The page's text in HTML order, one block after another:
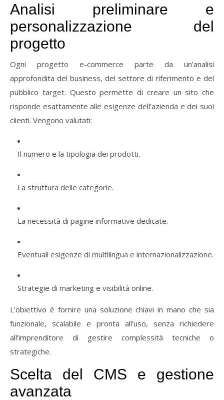
Analisi preliminare e
personalizzazione del
progetto
Ogni progetto e-commerce parte da un’analisi
approfondita del business, del settore di riferimento e del
pubblico target. Questopermette di creare un sito che
risponde esattamentealleesigenze dell’azienda edei suoi
clienti. Vengono valutati:
Il numero e la tipologia dei prodotti.
La struttura delle categorie.
La necessità di pagine informative dedicate.
Eventuali esigenze di multilingua e internazionalizzazione.
Strategie di marketing e visibilità online.
L’obiettivo è fornire una soluzionechiaviinmanoche sia
funzionale, scalabile e pronta all’uso, senza richiedere
all’imprenditore di gestire complessità tecniche o
strategiche.
Scelta del CMS e gestione
avanzata